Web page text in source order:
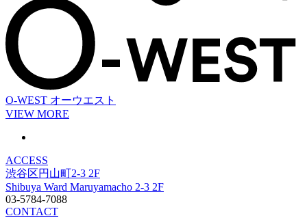
O-WEST オーウエスト
VIEW MORE
ACCESS
渋谷区円山町2-3 2F
Shibuya Ward Maruyamacho 2-3 2F
03-5784-7088
CONTACT